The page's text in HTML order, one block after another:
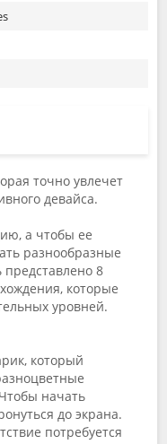
точно увлечет
девайса.
а чтобы ее
разнообразные
8
которые
уровней.
который
начать
до экрана.
потребуется